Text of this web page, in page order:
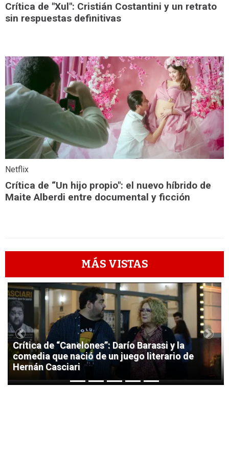
Crítica de "Xul": Cristián Costantini y un retrato
sin respuestas definitivas
Netflix
Crítica de “Un hijo propio": el nuevo híbrido de
Maite Alberdi entre documental y ficción
MÁS VISTAS
1
Crítica de “Canelones”: Darío Barassi y la
comedia que nació de un juego literario de
Hernán Casciari
Previous Next